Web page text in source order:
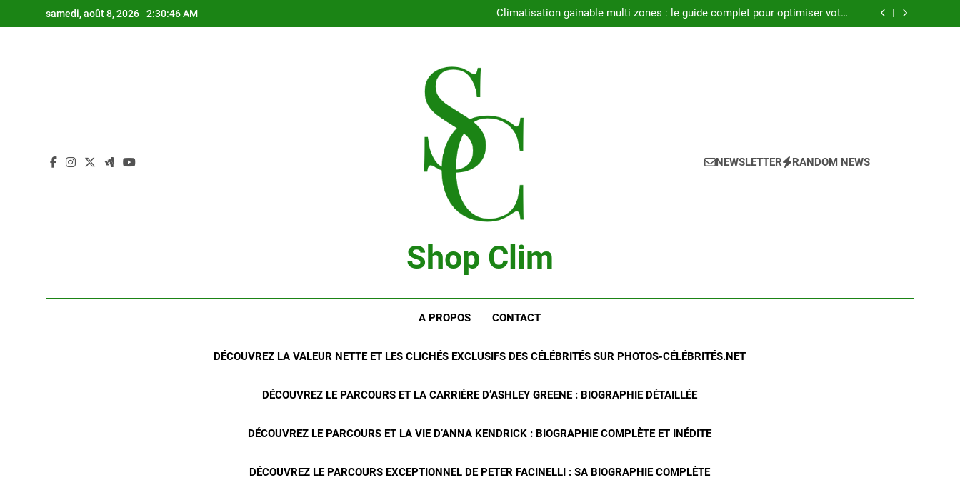
to
samedi, août 8, 2026 2:30:47 AM
Climatisation gainable multi zones : le guide complet pour optimiser votre
confort en 2025
Comment choisir la climatisation idéale pour votre chambre ?
Shop Clim
NEWSLETTER RANDOM NEWS
A PROPOS CONTACT
DÉCOUVREZ LA VALEUR NETTE ET LES CLICHÉS EXCLUSIFS DES CÉLÉBRITÉS SUR PHOTOS-CÉLÉBRITÉS.NET
DÉCOUVREZ LE PARCOURS ET LA CARRIÈRE D’ASHLEY GREENE : BIOGRAPHIE DÉTAILLÉE
DÉCOUVREZ LE PARCOURS ET LA VIE D’ANNA KENDRICK : BIOGRAPHIE COMPLÈTE ET INÉDITE
DÉCOUVREZ LE PARCOURS EXCEPTIONNEL DE PETER FACINELLI : SA BIOGRAPHIE COMPLÈTE